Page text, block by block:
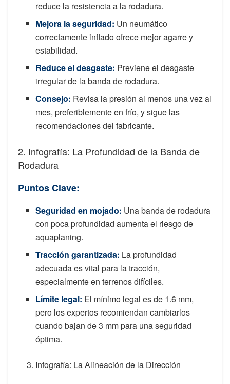
reduce la resistencia a la rodadura.
Mejora la seguridad: Un neumático
correctamente inflado ofrece mejor agarre y
estabilidad.
Reduce el desgaste: Previene el desgaste
irregular de la banda de rodadura.
Consejo: Revisa la presión al menos una vez al
mes, preferiblemente en frío, y sigue las
recomendaciones del fabricante.
2. Infografía: La Profundidad de la Banda de
Rodadura
Puntos Clave:
Seguridad en mojado: Una banda de rodadura
con poca profundidad aumenta el riesgo de
aquaplaning.
Tracción garantizada: La profundidad
adecuada es vital para la tracción,
especialmente en terrenos difíciles.
Límite legal: El mínimo legal es de 1.6 mm,
pero los expertos recomiendan cambiarlos
cuando bajan de 3 mm para una seguridad
óptima.
Infografía: La Alineación de la Dirección